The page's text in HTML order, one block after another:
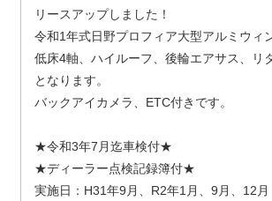
リースアップしました！
令和1年式日野プロフィア大型アルミウィ
低床4軸、ハイルーフ、後輪エアサス、リ
となります。
バックアイカメラ、ETC付きです。
★令和3年7月迄車検付★
★ディーラー点検記録簿付★
実施日：H31年9月、R2年1月、9月、12月